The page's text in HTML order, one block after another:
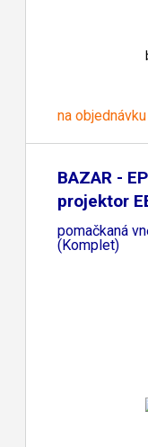
na objednávku
BAZAR -
projektor
Lehce
pomačkaná
(Komplet)